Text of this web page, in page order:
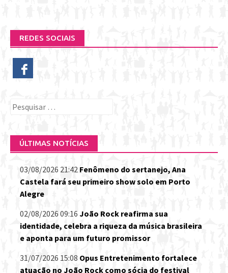
REDES SOCIAIS
Pesquisar
ÚLTIMAS NOTÍCIAS
03/08/2026 21:42 Fenômeno do sertanejo, Ana
Castela fará seu primeiro show solo em Porto
Alegre
02/08/2026 09:16 João Rock reafirma sua
identidade, celebra a riqueza da música brasileira
e aponta para um futuro promissor
31/07/2026 15:08 Opus Entretenimento fortalece
atuação no João Rock como sócia do festival